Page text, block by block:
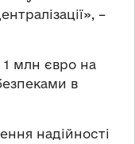
–
1 млн євро на
в
надійності